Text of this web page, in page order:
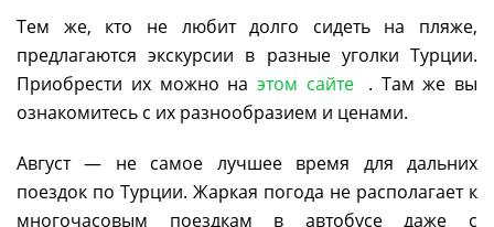
Тем же, кто не любит долго сидеть на пляже,
предлагаются экскурсии в разные уголки Турции.
Приобрести их можно на этом сайте
. Там же вы
ознакомитесь с их разнообразием и ценами.
Август — не самое лучшее время для дальних
поездок по Турции. Жаркая погода не располагает к
многочасовым поездкам в автобусе даже с